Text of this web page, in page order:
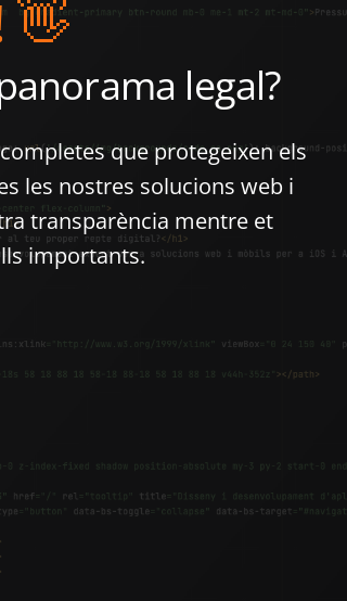
👋
legal?
que protegeixen els
les nostres solucions web i
transparència mentre et
importants.